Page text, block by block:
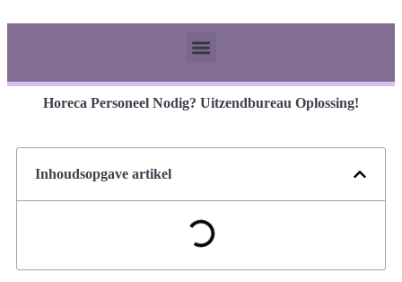
Horeca Personeel Nodig? Uitzendbureau Oplossing!
Inhoudsopgave artikel